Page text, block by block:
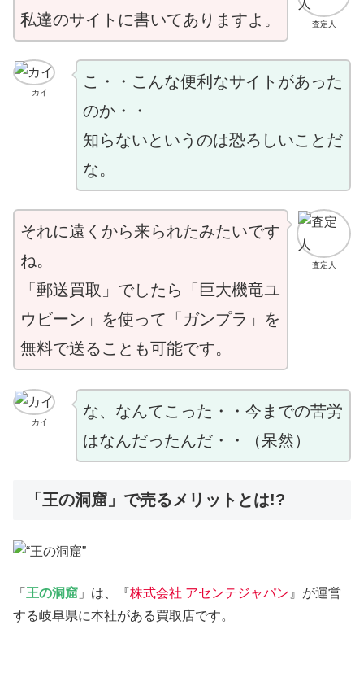
査定人
私達のサイトに書いてありますよ。
カイ
こ・・こんな便利なサイトがあった
のか・・
知らないというのは恐ろしいことだ
な。
査定人
それに遠くから来られたみたいです
ね。
「郵送買取」でしたら「巨大機竜ユ
ウビーン」を使って「ガンプラ」を
無料で送ることも可能です。
カイ
な、なんてこった・・今までの苦労
はなんだったんだ・・（呆然）
「王の洞窟」で売るメリットとは!?
「 王の洞窟 」は、『株式会社 アセンテジャパン 』が運営
する岐阜県に本社がある買取店です。